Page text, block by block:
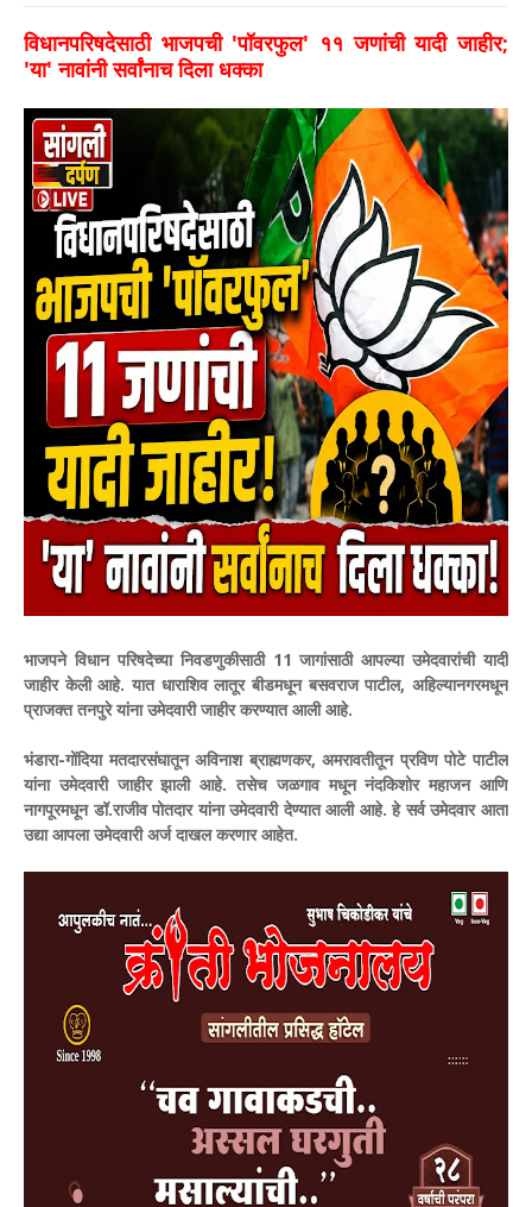
विधानपरिषदेसाठी भाजपची 'पॉवरफुल' ११ जणांची यादी जाहीर;
'या' नावांनी सर्वांनाच दिला धक्का
भाजपने विधान परिषदेच्या निवडणुकीसाठी 11 जागांसाठी आपल्या उमेदवारांची यादी
जाहीर केली आहे. यात धाराशिव लातूर बीडमधून बसवराज पाटील, अहिल्यानगरमधून
प्राजक्त तनपुरे यांना उमेदवारी जाहीर करण्यात आली आहे.
भंडारा-गोंदिया मतदारसंघातून अविनाश ब्राह्मणकर, अमरावतीतून प्रविण पोटे पाटील
यांना उमेदवारी जाहीर झाली आहे. तसेच जळगाव मधून नंदकिशोर महाजन आणि
नागपूरमधून डॉ.राजीव पोतदार यांना उमेदवारी देण्यात आली आहे. हे सर्व उमेदवार आता
उद्या आपला उमेदवारी अर्ज दाखल करणार आहेत.